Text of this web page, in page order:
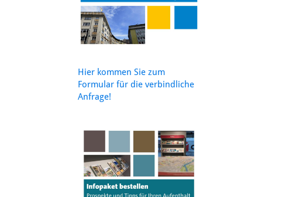
Hier kommen Sie zum
Formular für die verbindliche
Anfrage!